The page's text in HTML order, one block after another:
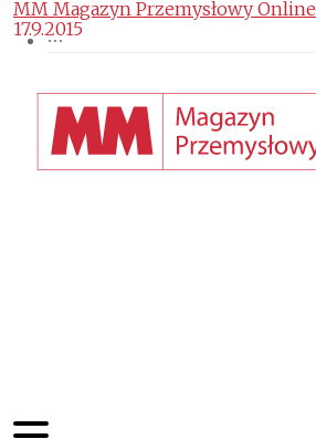
MM Magazyn Przemysłowy Online
17.9.2015